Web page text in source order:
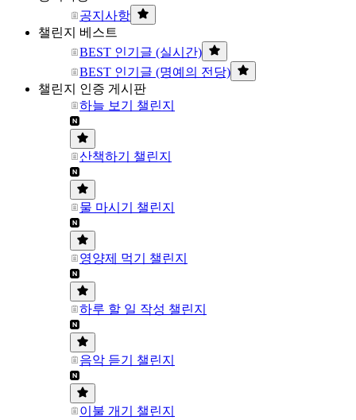
공지사항
챌린지 베스트
BEST 인기글 (실시간)
BEST 인기글 (명예의 전당)
챌린지 인증 게시판
하늘 보기 챌린지
산책하기 챌린지
물 마시기 챌린지
영양제 먹기 챌린지
하루 할 일 작성 챌린지
음악 듣기 챌린지
이불 개기 챌린지